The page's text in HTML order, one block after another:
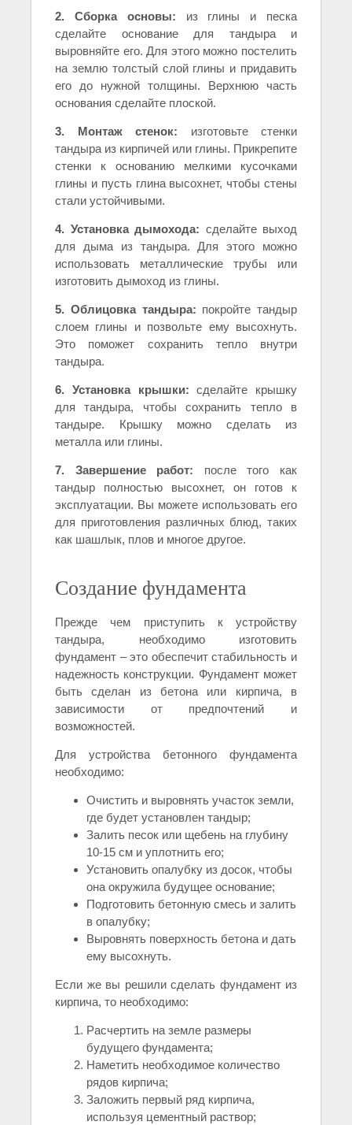
2. Сборка основы: из глины и песка
сделайте основание для тандыра и
выровняйте его. Для этого можно постелить
на землю толстый слой глины и придавить
его до нужной толщины. Верхнюю часть
основания сделайте плоской.
3. Монтаж стенок: изготовьте стенки
тандыра из кирпичей или глины. Прикрепите
стенки к основанию мелкими кусочками
глины и пусть глина высохнет, чтобы стены
стали устойчивыми.
4. Установка дымохода: сделайте выход
для дыма из тандыра. Для этого можно
использовать металлические трубы или
изготовить дымоход из глины.
5. Облицовка тандыра: покройте тандыр
слоем глины и позвольте ему высохнуть.
Это поможет сохранить тепло внутри
тандыра.
6. Установка крышки: сделайте крышку
для тандыра, чтобы сохранить тепло в
тандыре. Крышку можно сделать из
металла или глины.
7. Завершение работ: после того как
тандыр полностью высохнет, он готов к
эксплуатации. Вы можете использовать его
для приготовления различных блюд, таких
как шашлык, плов и многое другое.
Создание фундамента
Прежде чем приступить к устройству
тандыра, необходимо изготовить
фундамент – это обеспечит стабильность и
надежность конструкции. Фундамент может
быть сделан из бетона или кирпича, в
зависимости от предпочтений и
возможностей.
Для устройства бетонного фундамента
необходимо:
Очистить и выровнять участок земли,
где будет установлен тандыр;
Залить песок или щебень на глубину
10-15 см и уплотнить его;
Установить опалубку из досок, чтобы
она окружила будущее основание;
Подготовить бетонную смесь и залить
в опалубку;
Выровнять поверхность бетона и дать
ему высохнуть.
Если же вы решили сделать фундамент из
кирпича, то необходимо:
Расчертить на земле размеры
будущего фундамента;
Наметить необходимое количество
рядов кирпича;
Заложить первый ряд кирпича,
используя цементный раствор;